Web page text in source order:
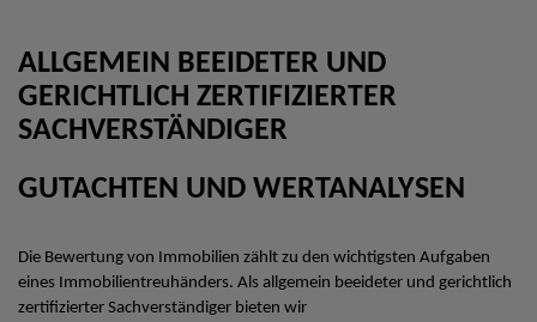
ALLGEMEIN BEEIDETER UND
GERICHTLICH ZERTIFIZIERTER
SACHVERSTÄNDIGER
GUTACHTEN UND WERTANALYSEN
Die Bewertung von Immobilien zählt zu den wichtigsten Aufgaben
eines Immobilientreuhänders. Als allgemein beeideter und gerichtlich
zertifizierter Sachverständiger bieten wir